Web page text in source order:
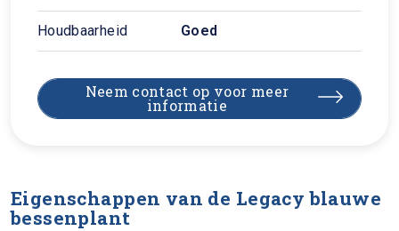
Houdbaarheid Goed
Neem contact op voor meer
informatie
Eigenschappen van de Legacy blauwe
bessenplant